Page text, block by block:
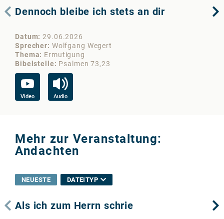
Dennoch bleibe ich stets an dir
Datum 29.06.2026
Sprecher
Wolfgang Wegert
Thema
Ermutigung
Bibelstelle
Psalmen 73,23
Video Audio
Mehr zur Veranstaltung:
Andachten
NEUESTE DATEITYP
Als ich zum Herrn schrie